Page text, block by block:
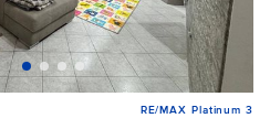
RE/MAX Platinum 3